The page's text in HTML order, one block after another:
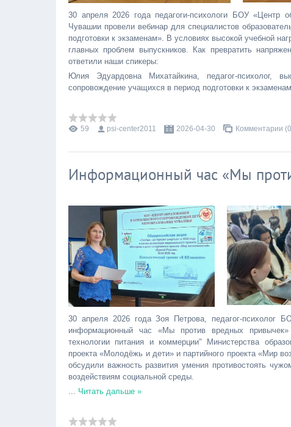
30 апреля 2026 года педагоги-психологи БОУ «Центр
Чувашии провели вебинар для специалистов
подготовки к экзаменам». В условиях высокой учебной
главных проблем выпускников. Как превратить
ответили наши спикеры:
Юлия Эдуардовна Михатайкина, педагог-психолог,
сопровождение учащихся в период подготовки к
59 psi-center2011 2026-04-30 Комментарии
Информационный час «Мы
30 апреля 2026 года Зоя Петрова, педагог-
информационный час «Мы против вредных
технологии питания и коммерции" Министерства
проекта «Молодёжь и дети» и партийного проекта «Мир
обсудили важность развития умения противостоять
воздействиям социальной среды.
Читать дальше »